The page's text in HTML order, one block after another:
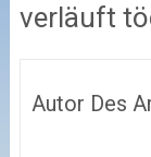
verläuft
Autor Des